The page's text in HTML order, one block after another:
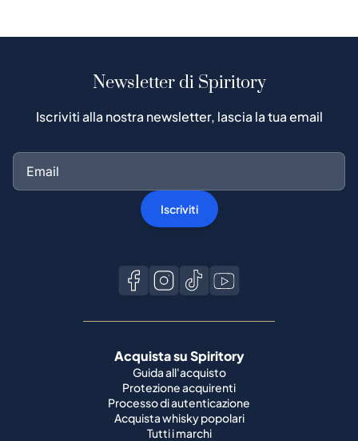
Newsletter di Spiritory
Iscriviti alla nostra newsletter, lascia la tua email
Iscriviti
Acquista su Spiritory
Guida all'acquisto
Protezione acquirenti
Processo di autenticazione
Acquista whisky popolari
Tutti i marchi